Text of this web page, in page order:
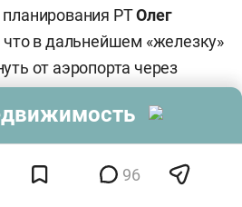
планирования РТОлег
что в дальнейшем «железку»
от аэропорта через
и связать тем самым
железные
планы на отдаленную
96